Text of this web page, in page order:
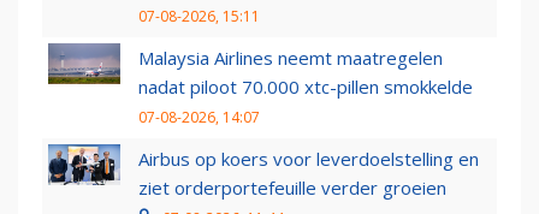
07-08-2026, 15:11
Malaysia Airlines neemt maatregelen
nadat piloot 70.000 xtc-pillen smokkelde
07-08-2026, 14:07
Airbus op koers voor leverdoelstelling en
ziet orderportefeuille verder groeien